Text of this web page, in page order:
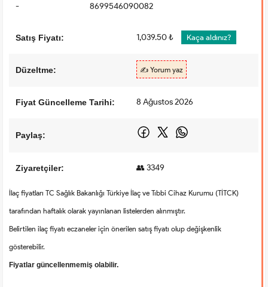
- 8699546090082
Satış Fiyatı: 1,039.50 ₺ Kaça aldınız?
Düzeltme: ✍️ Yorum yaz
Fiyat Güncelleme Tarihi: 8 Ağustos 2026
Paylaş:
Ziyaretçiler: 👥 3349
İlaç fiyatları TC Sağlık Bakanlığı Türkiye İlaç ve Tıbbi Cihaz Kurumu (TİTCK)
tarafından haftalık olarak yayınlanan listelerden alınmıştır.
Belirtilen ilaç fiyatı eczaneler için önerilen satış fiyatı olup değişkenlik
gösterebilir.
Fiyatlar güncellenmemiş olabilir.